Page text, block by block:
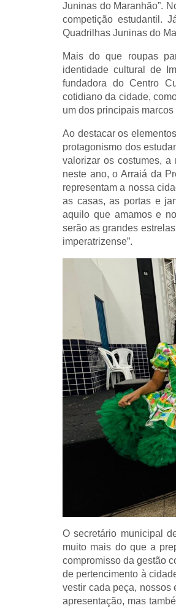
Juninas do Maranhão”.
competição estudantil.
Quadrilhas Juninas do
Mais do que roupas
identidade cultural de
fundadora do Centro
cotidiano da cidade,
um dos principais
Ao destacar os
protagonismo dos
valorizar os costumes, a
neste ano, o Arraiá da
representam a nossa
as casas, as portas e
aquilo que amamos e
serão as grandes
imperatrizense”.
O secretário municipal
muito mais do que a
compromisso da gestão
de pertencimento à
vestir cada peça, nossos
apresentação, mas